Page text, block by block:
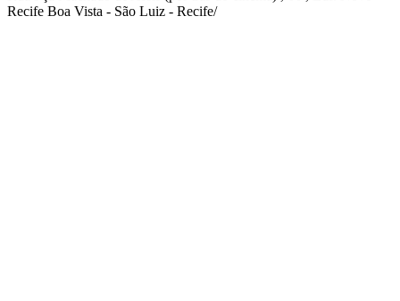
Recife Boa Vista - São Luiz - Recife/